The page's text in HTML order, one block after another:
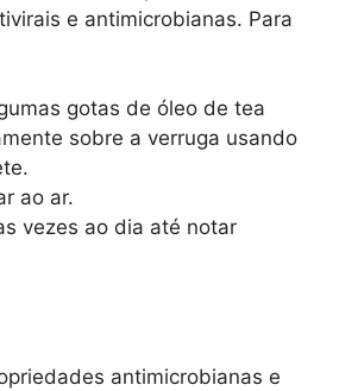
e antimicrobianas. Para
gotas de óleo de tea
sobre a verruga usando
ao ar.
vezes ao dia até notar
antimicrobianas e